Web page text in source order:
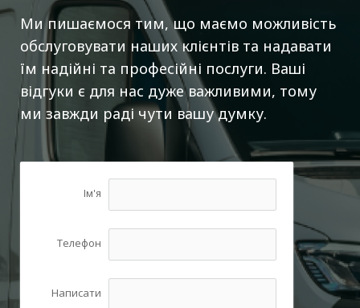
Ми пишаємося тим, що маємо можливість
обслуговувати наших клієнтів та надавати
їм надійні та професійні послуги. Ваші
відгуки є для нас дуже важливими, тому
ми завжди раді чути вашу думку.
Ім'я
Телефон
Написати